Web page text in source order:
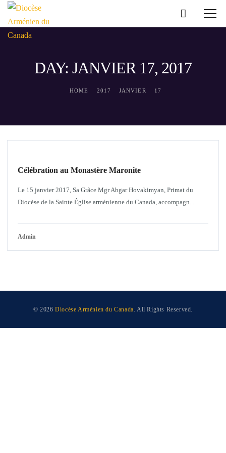
DAY: JANVIER 17, 2017
HOME 2017 JANVIER 17
Célébration au Monastère Maronite
Le 15 janvier 2017, Sa Grâce Mgr Abgar Hovakimyan, Primat du
Diocèse de la Sainte Église arménienne du Canada, accompagn...
Admin
© 2026Diocèse Arménien du Canada. All Rights Reserved.